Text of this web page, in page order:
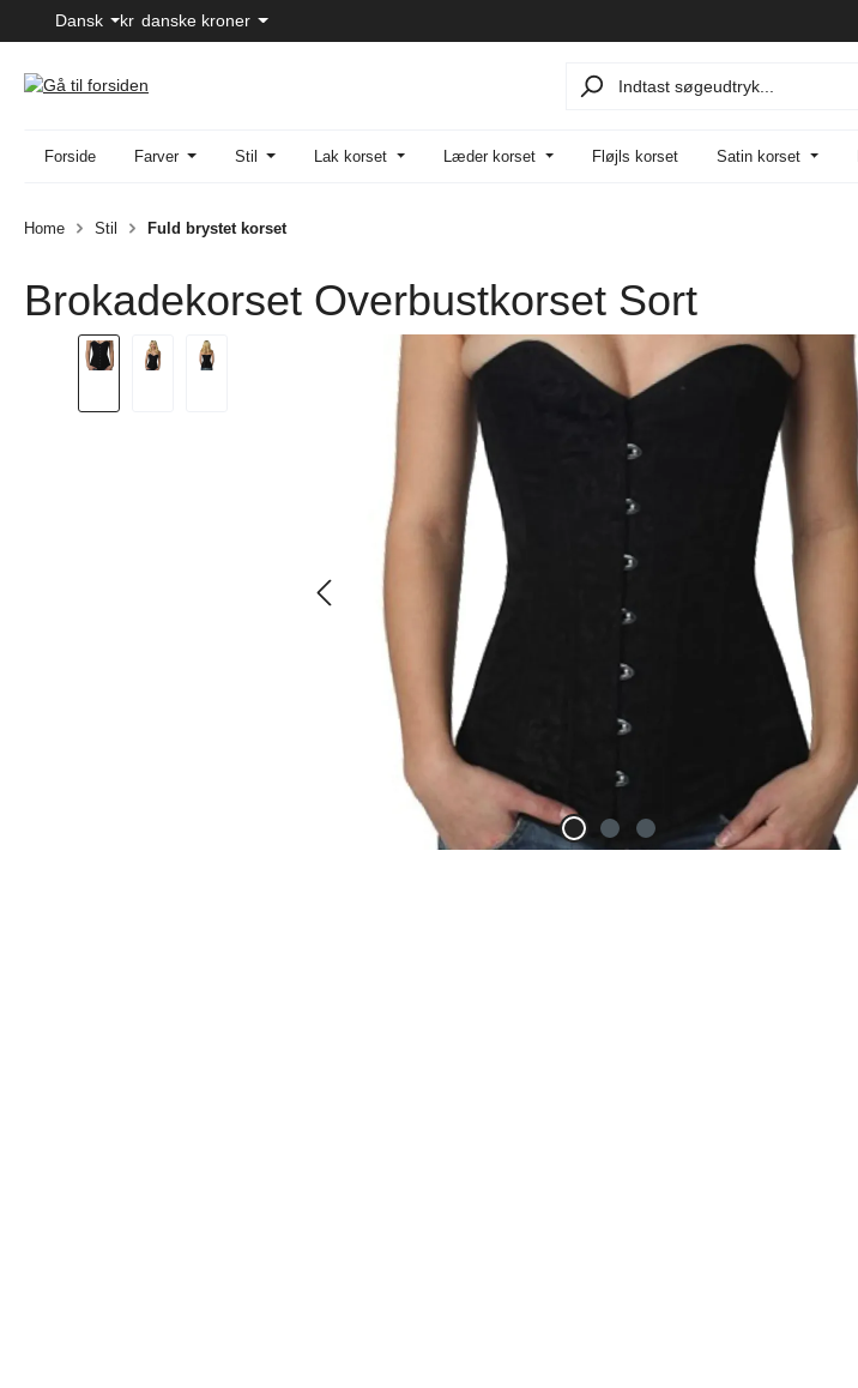
hovedindhold
Spring til søgning
Gå til hovednavigation
Dansk kr danske kroner
Forside Farver Stil Lak korset Læder korset Fløjls korset Satin korset
Home Stil Fuld brystet korset
Brokadekorset Overbustkorset Sort
Spring over billedgalleri